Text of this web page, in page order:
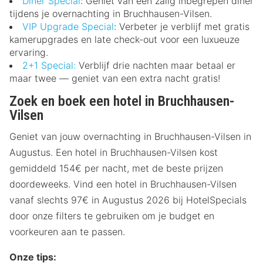
tijdens je overnachting in Bruchhausen-Vilsen.
VIP Upgrade Special: Verbeter je verblijf met gratis
kamerupgrades en late check-out voor een luxueuze
ervaring.
2+1 Special: Verblijf drie nachten maar betaal er
maar twee — geniet van een extra nacht gratis!
Zoek en boek een hotel in Bruchhausen-
Vilsen
Geniet van jouw overnachting in Bruchhausen-Vilsen in
Augustus. Een hotel in Bruchhausen-Vilsen kost
gemiddeld 154€ per nacht, met de beste prijzen
doordeweeks. Vind een hotel in Bruchhausen-Vilsen
vanaf slechts 97€ in Augustus 2026 bij HotelSpecials
door onze filters te gebruiken om je budget en
voorkeuren aan te passen.
Onze tips: